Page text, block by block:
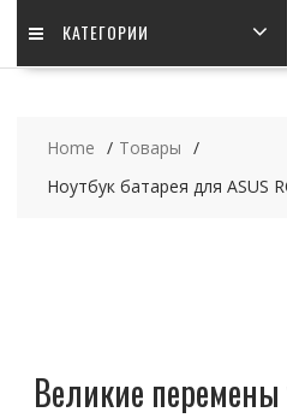
КАТЕГОРИИ
Home
Товары
Ноутбук батарея для ASUS
Великие перемены